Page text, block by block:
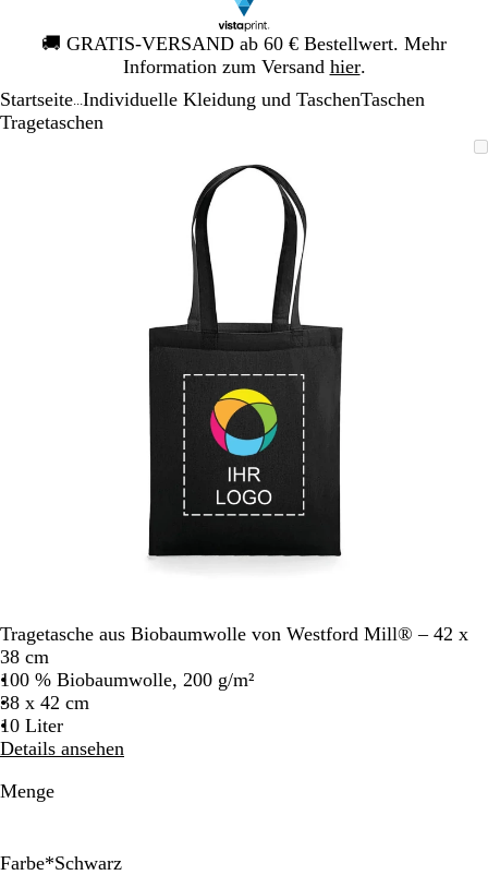
🚚 GRATIS-VERSAND ab 60 € Bestellwert. Mehr
Information zum Versand hier.
Galeriebild
1
Startseite Individuelle Kleidung und TaschenTaschen
Tragetaschen
Bild
auf
Minimum
zum
Vergrößern
Sie
Tasten
zum
Zoomen
und
die
Pfeiltasten
zum
Schwenken.
Tragetasche aus Biobaumwolle von Westford Mill® – 42 x
38 cm
100 % Biobaumwolle, 200 g/m²
38 x 42 cm
10 Liter
Details ansehen
Menge
Farbe*Schwarz